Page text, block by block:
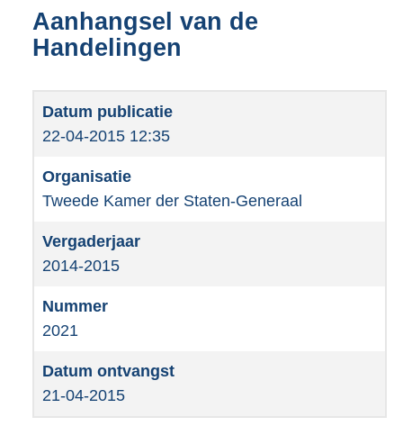
Aanhangsel van de
Handelingen
22-04-2015 12:35
Tweede Kamer der Staten-Generaal
2014-2015
2021
21-04-2015